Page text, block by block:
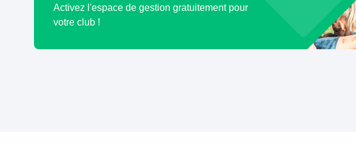
Activez l'espace de gestion gratuitement pour
votre club !